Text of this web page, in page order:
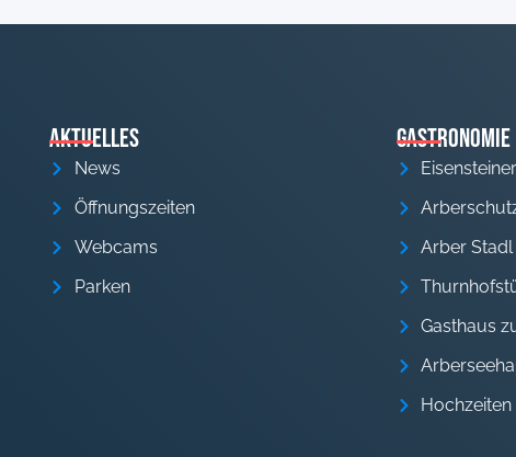
Aktuelles
News
Öffnungszeiten
Webcams
Parken
Gastronomie
Arber Stadl
Gasthaus
Hochzeiten